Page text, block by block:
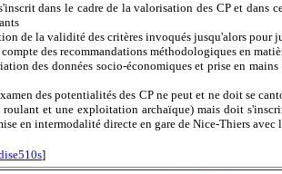
dans le cadre de la valorisation des CP et dans
de la validité des critères invoqués jusqu'alors pour
des recommandations méthodologiques en
des données socio-économiques et prise en
des potentialités des CP ne peut et ne doit se
roulant et une exploitation archaïque) mais doit
en intermodalité directe en gare de Nice-Thiers
]